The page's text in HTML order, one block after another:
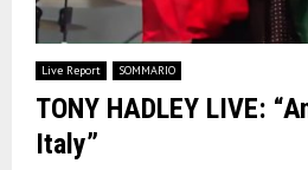
Live Report SOMMARIO
TONY HADLEY LIVE:
Italy”